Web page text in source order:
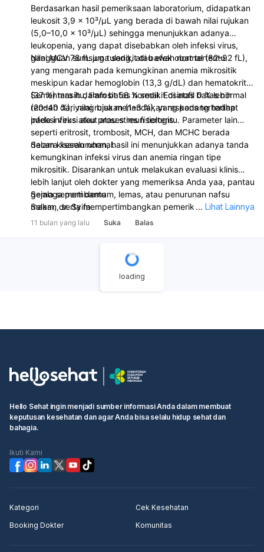
Berdasarkan hasil pemeriksaan laboratorium, didapatkan
leukosit 3,9 × 10³/µL yang berada di bawah nilai rujukan
(5,0–10,0 × 10³/µL) sehingga menunjukkan adanya
leukopenia, yang dapat disebabkan oleh infeksi virus,
gangguan sumsum tulang, atau efek obat tertentu.
Nilai MCV 78 fL juga sedikit di bawah normal (82–92 fL),
yang mengarah pada kemungkinan anemia mikrositik
meskipun kadar hemoglobin (13,3 g/dL) dan hematokrit
(37 %) masih dalam batas normal. Eosinofil 0 % lebih
rendah dari nilai rujukan (1–3 %), yang kadang terlihat
pada infeksi akut atau stres fisiologis.
Sementara itu, limfosit 58 % sedikit di atas batas normal
(20–40 %), yang bisa menandakan respons terhadap
infeksi virus atau proses imun tertentu. Parameter lain
seperti eritrosit, trombosit, MCH, dan MCHC berada
dalam kisaran normal.
Secara keseluruhan, hasil ini menunjukkan adanya tanda
kemungkinan infeksi virus dan anemia ringan tipe
mikrositik. Disarankan untuk melakukan evaluasi klinis
lebih lanjut oleh dokter yang memeriksa Anda yaa, pantau
gejala seperti demam, lemas, atau penurunan nafsu
makan, serta mempertimbangkan pemeriksaan lanjutan
seperti hapusan darah tepi dan penilaian status zat besi
Semoga membantu
Salam, dr. Syifa
... Lihat Lainnya
11 bulan yang lalu Suka Balas
loading
Hello Sehat ingin menjadi sumber informasi Anda dalam membuat
keputusan kesehatan dan agar Anda bisa selalu hidup sehat dan
bahagia.
Ikuti Kami
Kategori
Cek Kesehatan
Booking Dokter
Komunitas